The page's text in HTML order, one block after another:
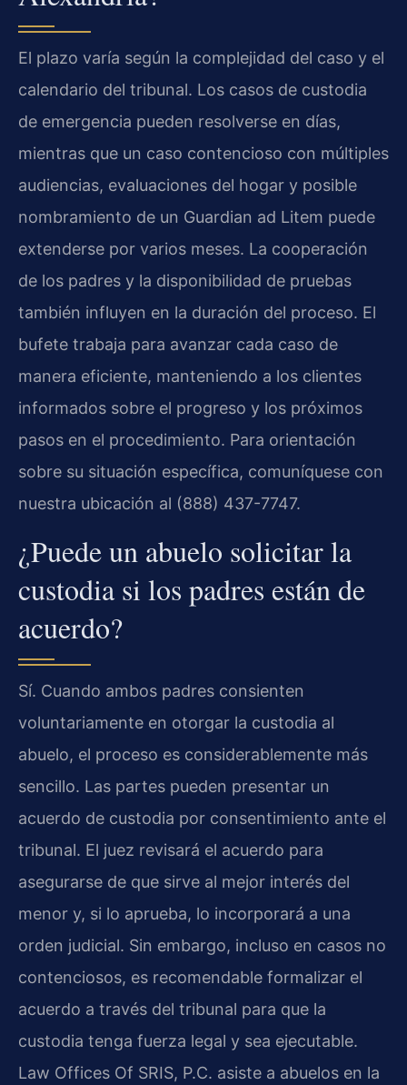
El plazo varía según la complejidad del caso y el
calendario del tribunal. Los casos de custodia
de emergencia pueden resolverse en días,
mientras que un caso contencioso con múltiples
audiencias, evaluaciones del hogar y posible
nombramiento de un Guardian ad Litem puede
extenderse por varios meses. La cooperación
de los padres y la disponibilidad de pruebas
también influyen en la duración del proceso. El
bufete trabaja para avanzar cada caso de
manera eficiente, manteniendo a los clientes
informados sobre el progreso y los próximos
pasos en el procedimiento. Para orientación
sobre su situación específica, comuníquese con
nuestra ubicación al (888) 437-7747.
¿Puede un abuelo solicitar la
custodia si los padres están de
acuerdo?
Sí. Cuando ambos padres consienten
voluntariamente en otorgar la custodia al
abuelo, el proceso es considerablemente más
sencillo. Las partes pueden presentar un
acuerdo de custodia por consentimiento ante el
tribunal. El juez revisará el acuerdo para
asegurarse de que sirve al mejor interés del
menor y, si lo aprueba, lo incorporará a una
orden judicial. Sin embargo, incluso en casos no
contenciosos, es recomendable formalizar el
acuerdo a través del tribunal para que la
custodia tenga fuerza legal y sea ejecutable.
Law Offices Of SRIS, P.C. asiste a abuelos en la